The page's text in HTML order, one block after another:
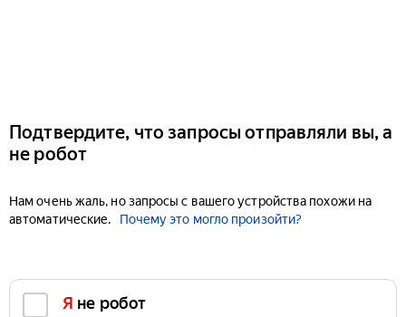
Подтвердите, что запросы отправляли вы, а
не робот
Нам очень жаль, но запросы с вашего устройства похожи на
автоматические.
Почему это могло произойти?
Я не робот